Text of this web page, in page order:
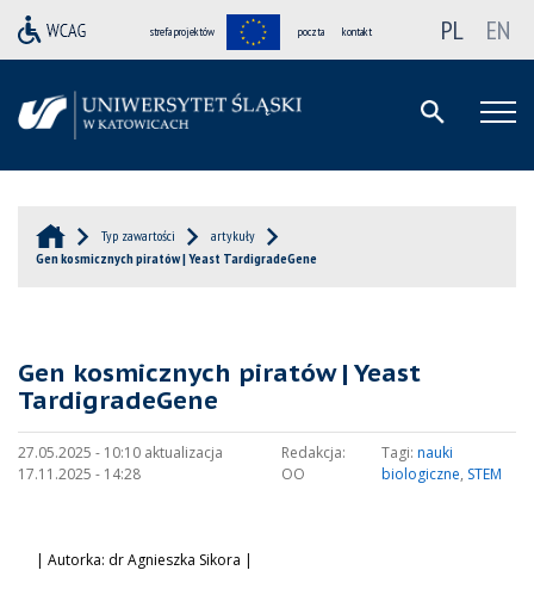
strefa projektów poczta kontakt PL EN
Typ zawartości
artykuły
Gen kosmicznych piratów | Yeast TardigradeGene
Gen kosmicznych piratów | Yeast
TardigradeGene
27.05.2025 - 10:10 aktualizacja
17.11.2025 - 14:28
Redakcja:
OO
Tagi: nauki
biologiczne, STEM
| Autorka: dr Agnieszka Sikora |